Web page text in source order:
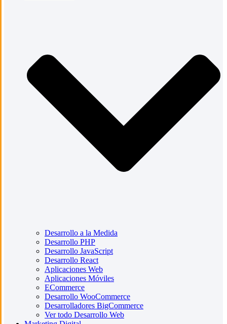
Desarrollo a la Medida
Desarrollo PHP
Desarrollo JavaScript
Desarrollo React
Aplicaciones Web
Aplicaciones Móviles
ECommerce
Desarrollo WooCommerce
Desarrolladores BigCommerce
Ver todo Desarrollo Web